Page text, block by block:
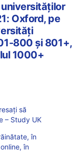
Oxford, pe
800 și 801+,
1000+
să
– Study UK
în
în